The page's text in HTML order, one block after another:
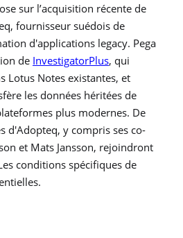
sur l’acquisition récente de
fournisseur suédois de
d'applications legacy. Pega
de InvestigatorPlus, qui
Lotus Notes existantes, et
les données héritées de
plus modernes. De
d'Adopteq, y compris ses co-
et Mats Jansson, rejoindront
conditions spécifiques de